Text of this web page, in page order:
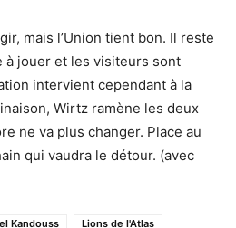
mais l’Union tient bon. Il reste
à jouer et les visiteurs sont
intervient cependant à la
Wirtz ramène les deux
ne va plus changer. Place au
qui vaudra le détour. (avec
Kandouss Lions de l'Atlas